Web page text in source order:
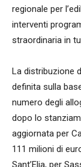
regionale per
interventi
straordinaria in
La distribuzione
definita sulla
numero degli
dopo lo
aggiornata per
111 milioni di
Sant’Elia, per